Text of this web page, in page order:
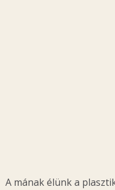
A mának élünk a